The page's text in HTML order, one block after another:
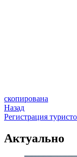
скопирована
Назад
Регистрация
Актуально